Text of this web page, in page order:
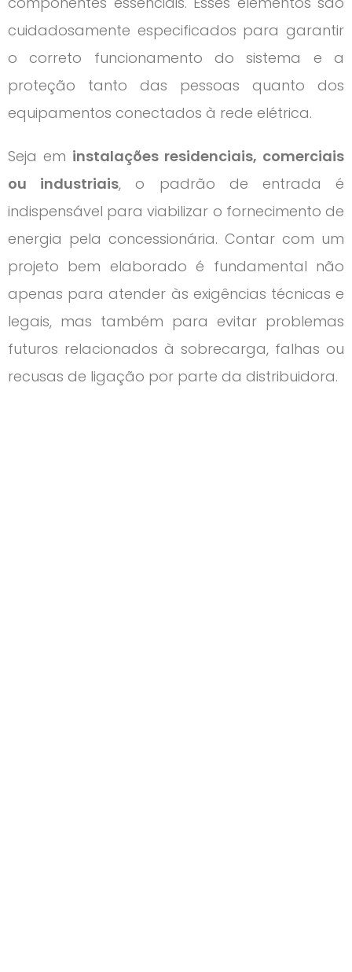
cuidadosamente especificados para garantir
o correto funcionamento do sistema e a
proteção tanto das pessoas quanto dos
equipamentos conectados à rede elétrica.
Seja em instalações residenciais, comerciais
ou industriais, o padrão de entrada é
indispensável para viabilizar o fornecimento de
energia pela concessionária. Contar com um
projeto bem elaborado é fundamental não
apenas para atender às exigências técnicas e
legais, mas também para evitar problemas
futuros relacionados à sobrecarga, falhas ou
recusas de ligação por parte da distribuidora.